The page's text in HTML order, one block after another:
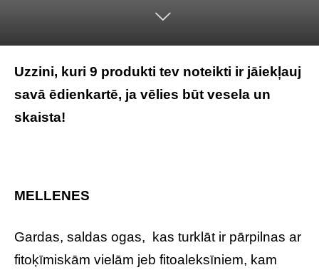
Uzzini, kuri 9 produkti tev noteikti ir jāiekļauj
savā ēdienkartē, ja vēlies būt vesela un
skaista!
MELLENES
Gardas, saldas ogas, kas turklāt ir pārpilnas ar
fitoķīmiskām vielām jeb fitoaleksīniem, kam